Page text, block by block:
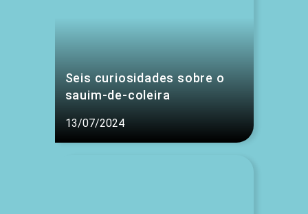
Seis curiosidades sobre o
sauim-de-coleira
13/07/2024